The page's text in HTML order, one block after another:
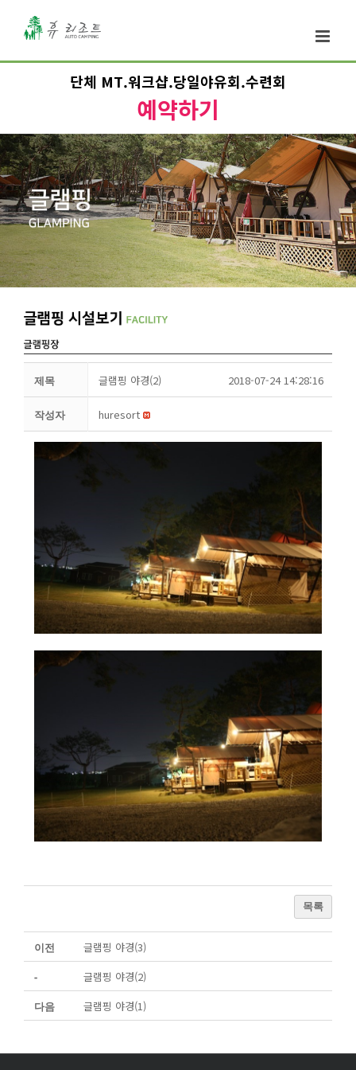
단체 MT.워크샵.당일야유회.수련회
예약하기
제목 글램핑 야경(2) 2018-07-24 14:28:16
작성자 huresort
목록
이전 글램핑 야경(3)
- 글램핑 야경(2)
다음 글램핑 야경(1)